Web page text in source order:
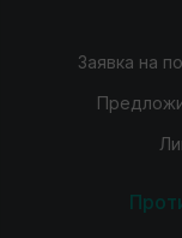
Заявка на